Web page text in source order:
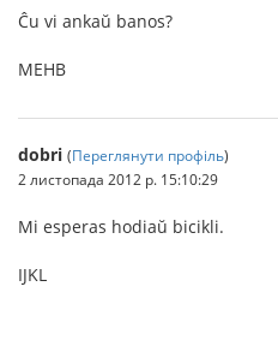
Ĉu vi ankaŭ banos?
MEHB
dobri (Переглянути профіль)
2 листопада 2012 р. 15:10:29
Mi esperas hodiaŭ bicikli.
IJKL